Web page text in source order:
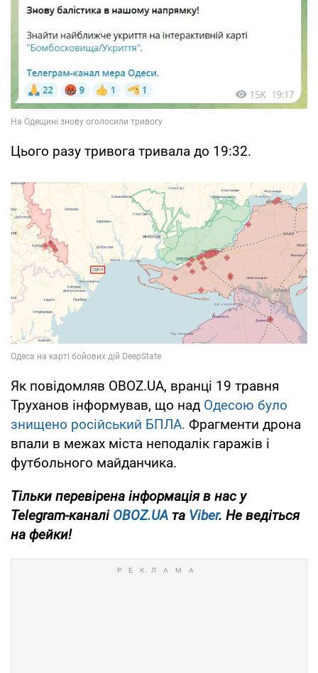
Цього разу тривога тривала до 19:32.
Як повідомляв OBOZ.UA, вранці 19 травня
Труханов інформував, що над Одесою було
знищено російський БПЛА. Фрагменти дрона
впали в межах міста неподалік гаражів і
футбольного майданчика.
Тільки перевірена інформація в нас у
Telegram-каналі OBOZ.UA та Viber. Не ведіться
на фейки!